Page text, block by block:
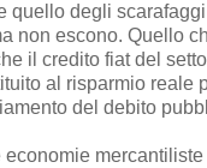
quello degli
non escono. Quello
il credito fiat del
al risparmio reale
del debito
economie